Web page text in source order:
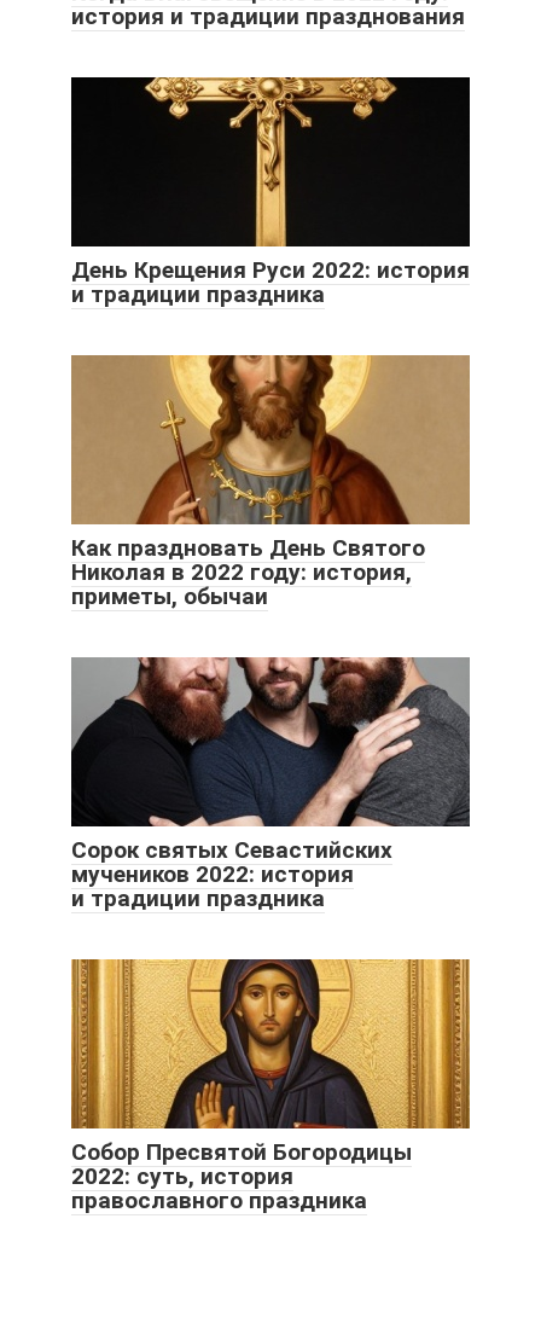
история и традиции празднования
День Крещения Руси 2022: история
и традиции праздника
Как праздновать День Святого
Николая в 2022 году: история,
приметы, обычаи
Сорок святых Севастийских
мучеников 2022: история
и традиции праздника
Собор Пресвятой Богородицы
2022: суть, история
православного праздника